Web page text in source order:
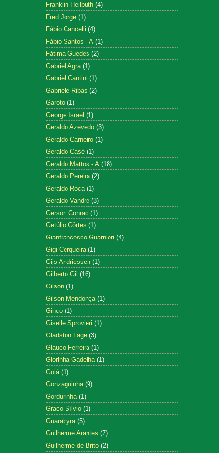
Franklin Heilbuth (4)
Fred Jorge (1)
Fábio Cancelli (4)
Fábio Santos - A (1)
Fátima Guedes (2)
Gabriel Agra (1)
Gabriel Cantini (1)
Gabriele Ribas (2)
Garoto (1)
George Israel (1)
Geraldo Azevedo (3)
Geraldo Carneiro (1)
Geraldo Casé (1)
Geraldo Mattos - A (18)
Geraldo Pereira (2)
Geraldo Roca (1)
Geraldo Vandré (3)
Gerson Conrad (1)
Getúlio Côrtes (1)
Gianfrancesco Guarnieri (4)
Gigi Cerqueira (1)
Gijs Andriessen (1)
Gilberto Gil (16)
Gilson (1)
Gilson Mendonça (1)
Ginco (1)
Giselle Sprovieri (1)
Gladston Lage (3)
Glauco Ferreira (1)
Glorinha Gadelha (1)
Goiá (1)
Gonzaguinha (9)
Gordurinha (1)
Graco Sílvio (1)
Guarabyra (5)
Guilherme Arantes (7)
Guilherme de Brito (2)